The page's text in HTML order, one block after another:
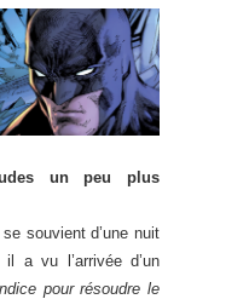
un peu plus
, se souvient d’une nuit
a vu l’arrivée d’un
pour résoudre le